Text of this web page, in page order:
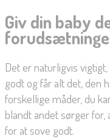
Giv din baby
Det er naturligvis
godt og får alt det, den
forskellige måder, du
blandt andet sørger
for at sove godt.